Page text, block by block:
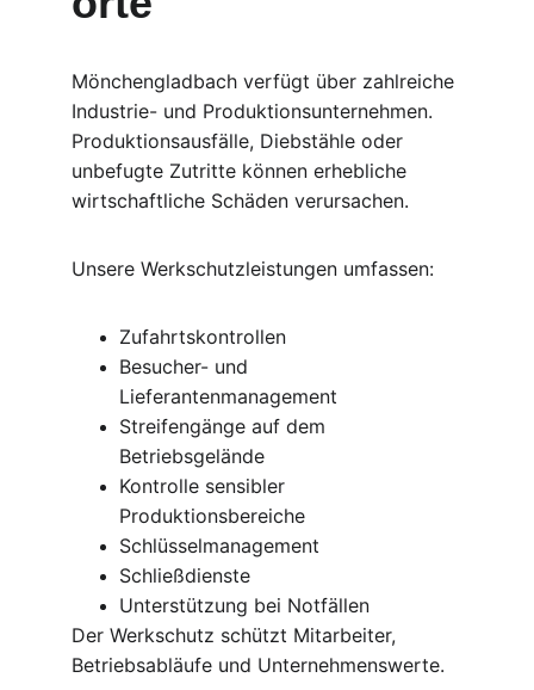
Mönchengladbach verfügt über zahlreiche
Industrie- und Produktionsunternehmen.
Produktionsausfälle, Diebstähle oder
unbefugte Zutritte können erhebliche
wirtschaftliche Schäden verursachen.
Unsere Werkschutzleistungen umfassen:
Zufahrtskontrollen
Besucher- und
Lieferantenmanagement
Streifengänge auf dem
Betriebsgelände
Kontrolle sensibler
Produktionsbereiche
Schlüsselmanagement
Schließdienste
Unterstützung bei Notfällen
Der Werkschutz schützt Mitarbeiter,
Betriebsabläufe und Unternehmenswerte.